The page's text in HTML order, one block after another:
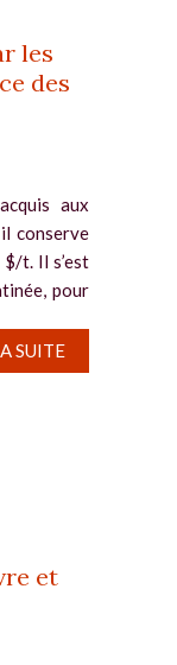
les
des
aux
conserve
t. Il s’est
pour
SUITE
et